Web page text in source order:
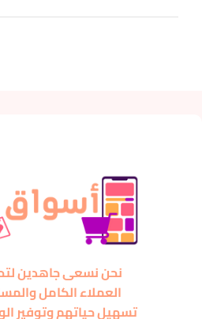
نحن نسعى جاهدين
العملاء الكامل
تسهيل حياتهم وتوفير